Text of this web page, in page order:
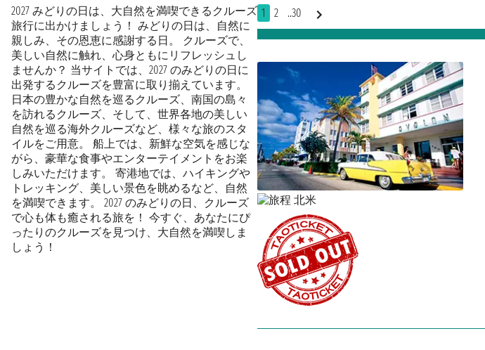
2027 みどりの日は、大自然を満喫できるクルーズ
旅行に出かけましょう！ みどりの日は、自然に
親しみ、その恩恵に感謝する日。 クルーズで、
美しい自然に触れ、心身ともにリフレッシュし
ませんか？ 当サイトでは、2027 のみどりの日に
出発するクルーズを豊富に取り揃えています。
日本の豊かな自然を巡るクルーズ、南国の島々
を訪れるクルーズ、そして、世界各地の美しい
自然を巡る海外クルーズなど、様々な旅のスタ
イルをご用意。 船上では、新鮮な空気を感じな
がら、豪華な食事やエンターテイメントをお楽
しみいただけます。 寄港地では、ハイキングや
トレッキング、美しい景色を眺めるなど、自然
を満喫できます。 2027 のみどりの日、クルーズ
で心も体も癒される旅を！ 今すぐ、あなたにぴ
ったりのクルーズを見つけ、大自然を満喫しま
しょう！
1 2 ..30